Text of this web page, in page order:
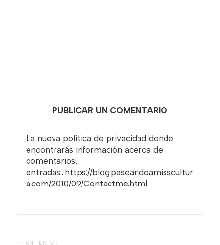
PUBLICAR UN COMENTARIO
La nueva politica de privacidad donde
encontrarás información acerca de
comentarios,
entradas...https://blog.paseandoamisscultur
a.com/2010/09/Contactme.html